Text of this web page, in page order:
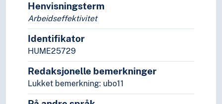
Henvisningsterm
Arbeidseffektivitet
Identifikator
HUME25729
Redaksjonelle bemerkninger
Lukket bemerkning: ubo11